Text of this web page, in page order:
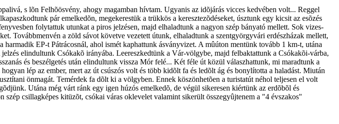
s lõn Felhõösvény, ahogy magamban hívtam. Ugyanis az idõjárás vicces kedvében volt... Reggel
pár emelkedõn, megekerestük a trükkös a keresztezõdéseket, úsztunk egy kicsit az esõzés
folytattuk utunkat a piros jelzésen, majd elhaladtunk a nagyon szép bányató mellett. Sok vizes-
Továbbmenvén a zöld sávot követve vezetett útunk, elhaladtunk a szentgyörgyvári erdészházak mellett,
EP-t Pátrácosnál, ahol ismét kaphattunk ásványvizet. A mûúton mentünk tovább 1 km-t, utána
elindultunk Csókakõ irányába. Leereszkedtünk a Vár-völgybe, majd felbaktattunk a Csókakõi-várba,
és beszélgetés után elindultunk vissza Mór felé... Két féle út közül válaszhattunk, mi maradtunk a
lép az ember, mert az út csúszós volt és több kidõlt fa és ledõlt ág és bonylította a haladást. Miután
önmagát. Temérdek fa dõlt ki a völgyben. Ennek köszönhetõen a turistatút néhol teljesen el volt
Utána még várt ránk egy igen húzós emelkedõ, de végül sikeresen kiértünk az erdõbõl és
csillagképes kitüzõt, csókai váras oklevelet valamint sikerült összegyûjtenem a "4 évszakos"